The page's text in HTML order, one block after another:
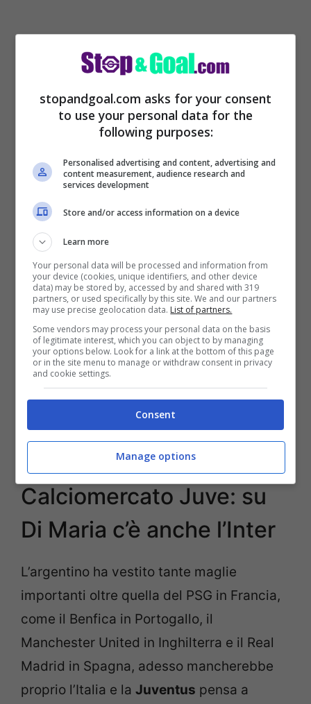
POTREBBE INTERESSARTI ANCHE >>>
Mercato Juventus, Alaba in arrivo dal
Bayern Monaco
Calciomercato Juve: su
Di Maria c’è anche l’Inter
L’argentino ha vestito tante maglie
importanti oltre quella del PSG in Francia,
come il Benfica in Portogallo, il
Manchester United in Inghilterra e il Real
Madrid in Spagna, adesso mancherebbe
proprio l’Italia e la Juventus pensa a
stopandgoal.com asks for your consent
to use your personal data for the
following purposes:
Personalised advertising and content, advertising and
content measurement, audience research and
services development
Store and/or access information on a device
Learn more
Your personal data will be processed and information from
your device (cookies, unique identifiers, and other device
data) may be stored by, accessed by and shared with 319
partners, or used specifically by this site. We and our partners
may use precise geolocation data. List of partners.
Some vendors may process your personal data on the basis
of legitimate interest, which you can object to by managing
your options below. Look for a link at the bottom of this page
or in the site menu to manage or withdraw consent in privacy
and cookie settings.
Consent
Manage options